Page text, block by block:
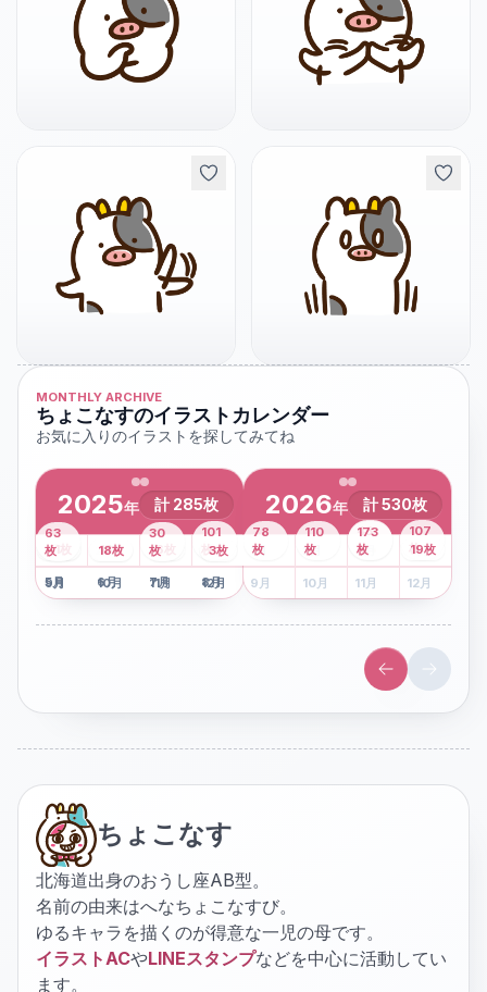
MONTHLY ARCHIVE
ちょこなすのイラストカレンダー
お気に入りのイラストを探してみてね
2025年 計 285枚
1月
2枚 2月 3月 4月
8枚
5月
41 枚
6月
13枚
7月
6枚
8月
101
枚
9月
63
枚
10月
18枚
11月
30
枚
12月
3枚
2026年 計530枚
1月 2月 3月
43
枚
4月
107
枚
5 月
78
枚
6月
110
枚
7月
173
枚
8月
19枚
9 月 10月 11月 12月
ちょこなす
北海道出身のおうし座AB型。
名前の由来はへなちょこなすび。
ゆるキャラを描くのが得意な一児の母です。
イラストACやLINEスタンプなどを中心に活動してい
ます。